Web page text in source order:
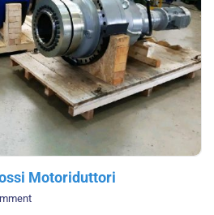
Motoriduttori
on